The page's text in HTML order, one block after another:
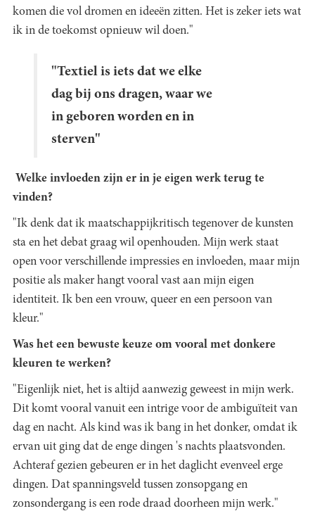
komen die vol dromen en ideeën zitten. Het is zeker iets wat
ik in de toekomst opnieuw wil doen."
"Textiel is iets dat we elke
dag bij ons dragen, waar we
in geboren worden en in
sterven"
Welke invloeden zijn er in je eigen werk terug te
vinden?
"Ik denk dat ik maatschappijkritisch tegenover de kunsten
sta en het debat graag wil openhouden. Mijn werk staat
open voor verschillende impressies en invloeden, maar mijn
positie als maker hangt vooral vast aan mijn eigen
identiteit. Ik ben een vrouw, queer en een persoon van
kleur."
Was het een bewuste keuze om vooral met donkere
kleuren te werken?
"Eigenlijk niet, het is altijd aanwezig geweest in mijn werk.
Dit komt vooral vanuit een intrige voor de ambiguïteit van
dag en nacht. Als kind was ik bang in het donker, omdat ik
ervan uit ging dat de enge dingen 's nachts plaatsvonden.
Achteraf gezien gebeuren er in het daglicht evenveel erge
dingen. Dat spanningsveld tussen zonsopgang en
zonsondergang is een rode draad doorheen mijn werk."